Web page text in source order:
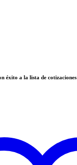
éxito a la lista de cotizaciones